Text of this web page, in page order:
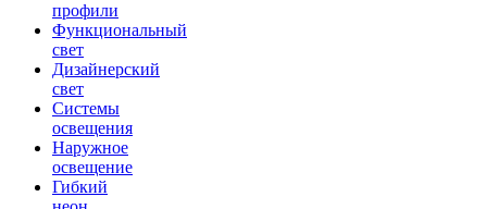
профили
Функциональный
свет
Дизайнерский
свет
Системы
освещения
Наружное
освещение
Гибкий